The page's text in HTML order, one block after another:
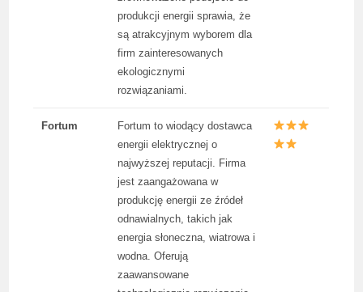
produkcji energii sprawia, że
są atrakcyjnym wyborem dla
firm zainteresowanych
ekologicznymi
rozwiązaniami.
Fortum
Fortum to wiodący dostawca
energii elektrycznej o
najwyższej reputacji. Firma
jest zaangażowana w
produkcję energii ze źródeł
odnawialnych, takich jak
energia słoneczna, wiatrowa i
wodna. Oferują
zaawansowane